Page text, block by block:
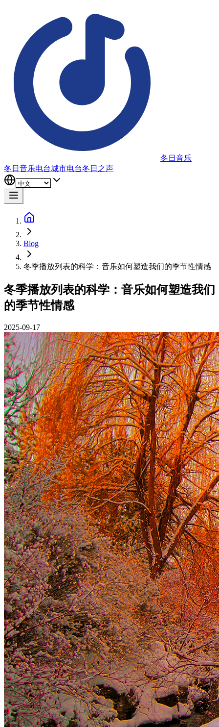
冬日音乐
冬日音乐电台城市电台冬日之声
Blog
冬季播放列表的科学：音乐如何塑造我们的季节性情感
冬季播放列表的科学：音乐如何塑造我们
的季节性情感
2025-09-17